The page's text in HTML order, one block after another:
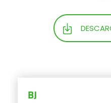
Configurador
BJ